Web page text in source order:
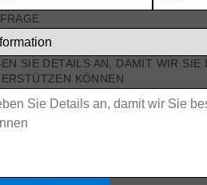
SIE DETAILS AN, DAMIT WIR SIE
KÖNNEN